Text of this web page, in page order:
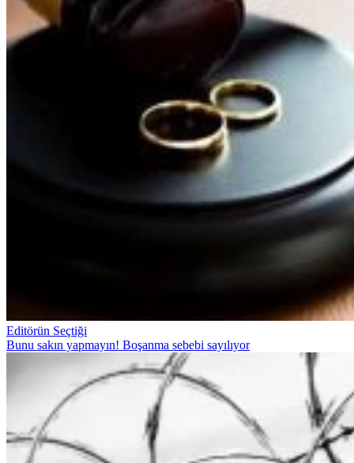
Editörün Seçtiği
Bunu sakın yapmayın! Boşanma sebebi sayılıyor